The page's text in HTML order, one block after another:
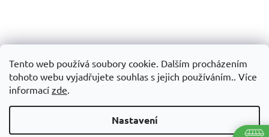
Tento web používá soubory cookie. Dalším procházením
tohoto webu vyjadřujete souhlas s jejich používáním.. Více
informací zde.
Nastavení